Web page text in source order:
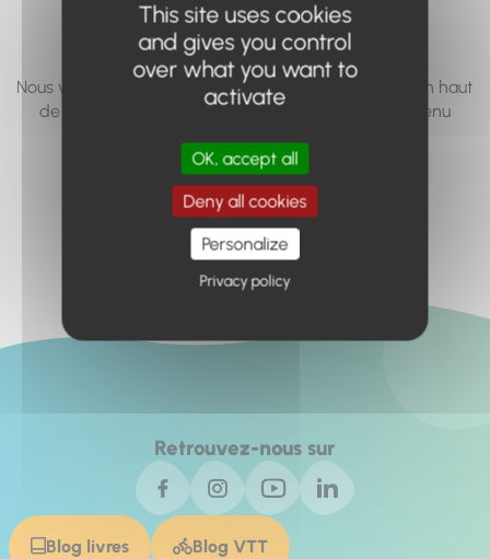
pas... ou plus.
Nous vous invitons à utiliser le moteur de recherche en haut
de page, ou à utiliser le menu pour trouver le contenu
Retour à l'accueil
Retrouvez-nous sur
Blog livres Blog VTT
This site uses cookies
and gives you control
over what you want to
activate
OK, accept all
Deny all cookies
Personalize
Privacy policy